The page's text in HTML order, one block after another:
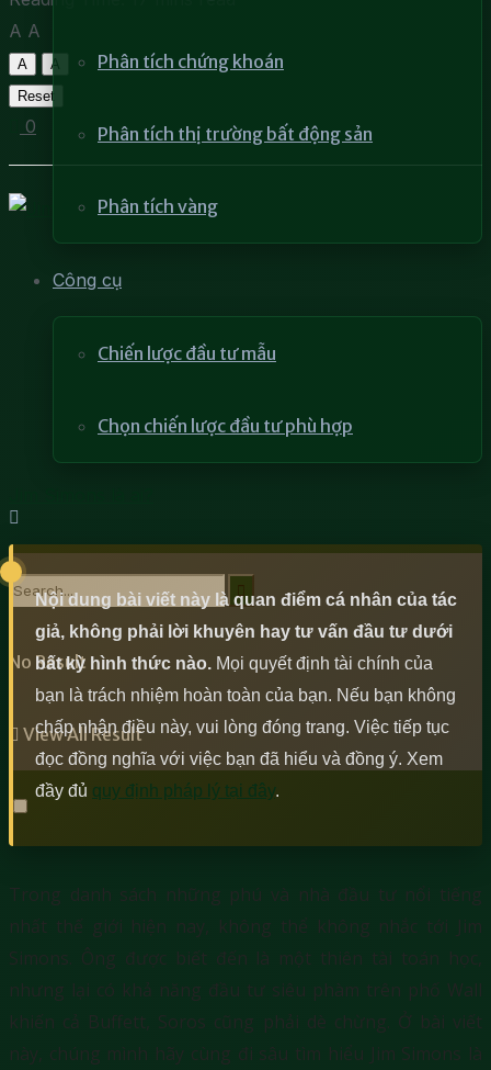
Phân tích chứng khoán
Phân tích thị trường bất động sản
Phân tích vàng
Công cụ
Chiến lược đầu tư mẫu
Chọn chiến lược đầu tư phù hợp
No Result
View All Result
A A
A
A
Reset
0
Nội dung bài viết này là quan điểm cá nhân của tác
giả, không phải lời khuyên hay tư vấn đầu tư dưới
bất kỳ hình thức nào. Mọi quyết định tài chính của
bạn là trách nhiệm hoàn toàn của bạn. Nếu bạn không
chấp nhận điều này, vui lòng đóng trang. Việc tiếp tục
đọc đồng nghĩa với việc bạn đã hiểu và đồng ý. Xem
đầy đủ quy định pháp lý tại đây.
Trong danh sách những phú và nhà đầu tư nổi tiếng
nhất thế giới hiện nay, không thể không nhắc tới Jim
Simons. Ông được biết đến là một thiên tài toán học,
nhưng lại có khả năng đầu tư siêu phàm trên phố Wall
khiến cả Buffett, Soros cũng phải dè chừng. Ở bài viết
này, chúng mình hãy cùng đi sâu tìm hiểu Jim Simons là